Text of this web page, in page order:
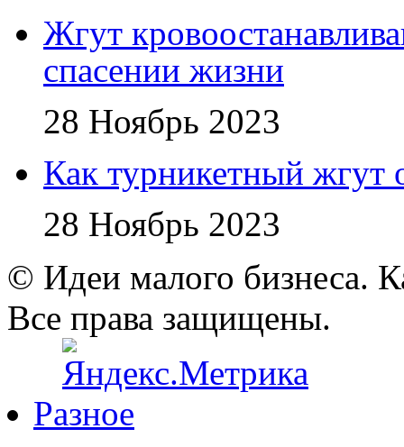
Жгут
спасении жизни
28 Ноябрь 2023
Как турникетный жгут
28 Ноябрь 2023
© Идеи малого бизнеса.
Все права защищены.
Разное